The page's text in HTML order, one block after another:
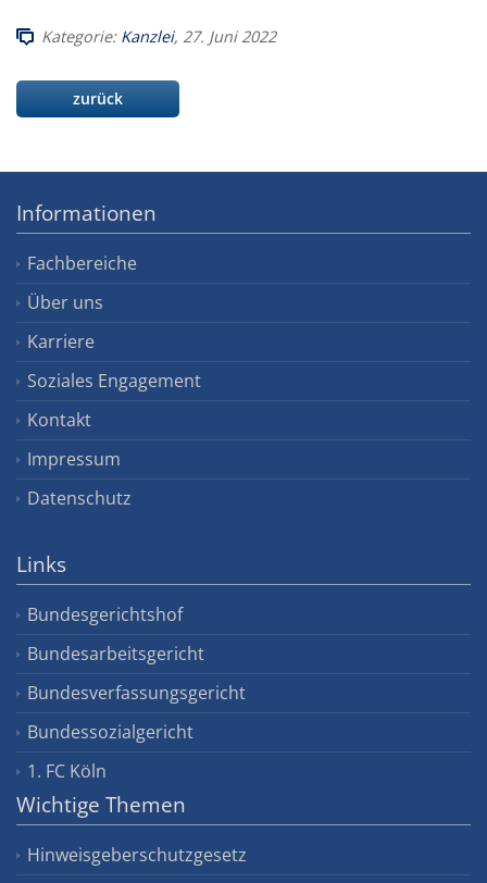
Kategorie: Kanzlei, 27. Juni 2022
zurück
Informationen
Fachbereiche
Über uns
Karriere
Soziales Engagement
Kontakt
Impressum
Datenschutz
Links
Bundesgerichtshof
Bundesarbeitsgericht
Bundesverfassungsgericht
Bundessozialgericht
1. FC Köln
Wichtige Themen
Hinweisgeberschutzgesetz